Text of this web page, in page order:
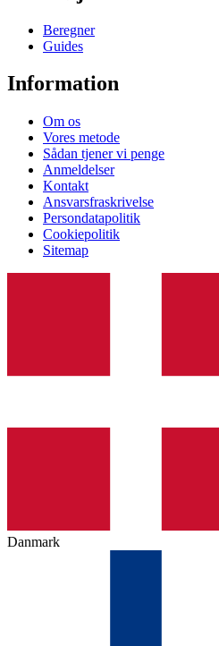
Beregner
Guides
Information
Om os
Vores metode
Sådan tjener vi penge
Anmeldelser
Kontakt
Ansvarsfraskrivelse
Persondatapolitik
Cookiepolitik
Sitemap
Danmark